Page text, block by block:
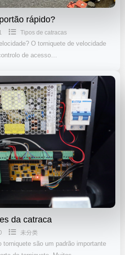
rápido?
Tipos de catracas
O torniquete de velocidade
de acesso…
da catraca
未分类
são um padrão importante